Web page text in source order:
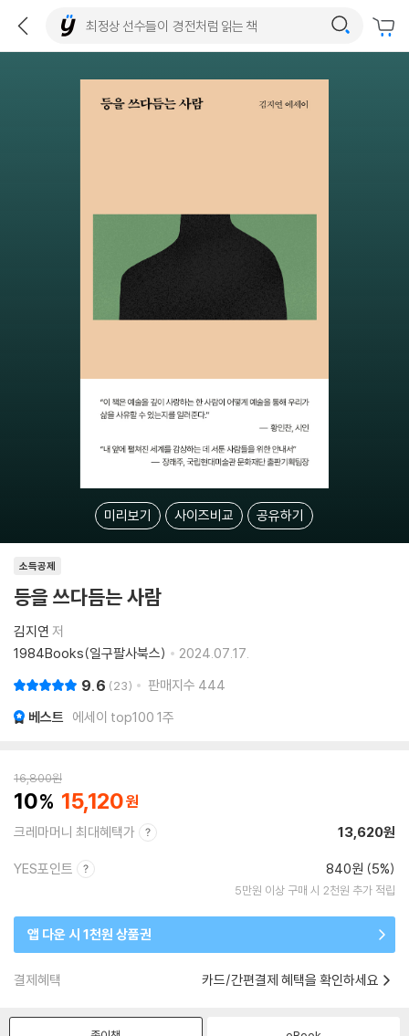
미리보기 사이즈비교 공유하기
소득공제
등을 쓰다듬는 사람
김지연 저
1984Books(일구팔사북스)
2024.07.17.
9.6 23 판매지수 444
베스트 에세이 top100 1주
16,800원
10 15,120
크레마머니 최대혜택가 13,620원
YES포인트 840원 (5%)
5만원 이상 구매 시 2천원 추가 적립
앱 다운 시 1천원 상품권
결제혜택 카드/간편결제 혜택을 확인하세요